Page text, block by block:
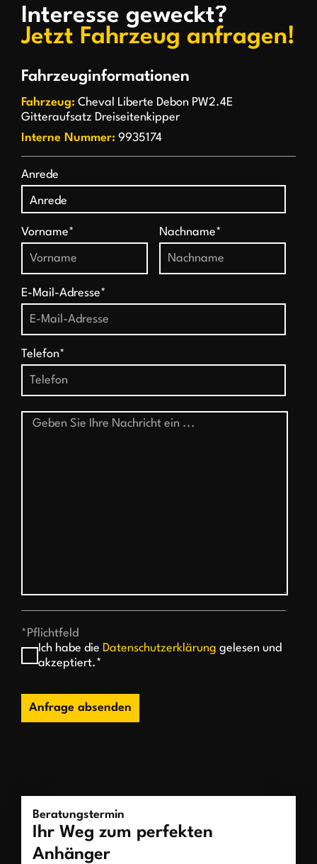
Interesse geweckt?
Jetzt Fahrzeug anfragen!
Fahrzeuginformationen
Fahrzeug: Cheval Liberte Debon PW2.4E
Gitteraufsatz Dreiseitenkipper
Interne Nummer: 9935174
Anrede
Vorname* Nachname*
E-Mail-Adresse*
Telefon*
*Pflichtfeld
Ich habe die Datenschutzerklärung gelesen und
akzeptiert.*
Anfrage absenden
Beratungstermin
Ihr Weg zum perfekten
Anhänger